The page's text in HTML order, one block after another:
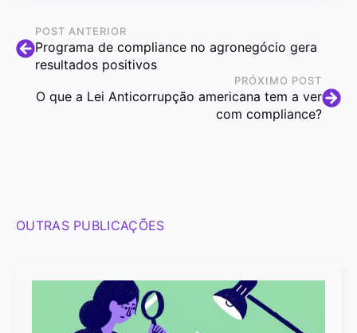
POST ANTERIOR
Programa de compliance no agronegócio gera
resultados positivos
PRÓXIMO POST
O que a Lei Anticorrupção americana tem a ver
com compliance?
OUTRAS PUBLICAÇÕES